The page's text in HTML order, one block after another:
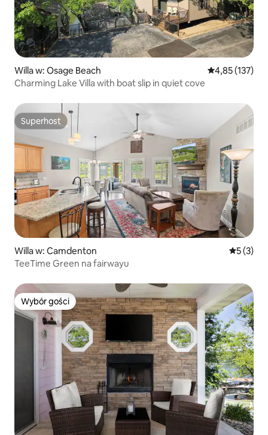
Willa w: Osage Beach Średnia
4,85 (137)
Charming Lake Villa with boat slip in quiet cove
Superhost
Superhost
Willa w: Camdenton Średnia
5 (3)
TeeTime Green na fairwayu
Wybór gości
Wybór gości